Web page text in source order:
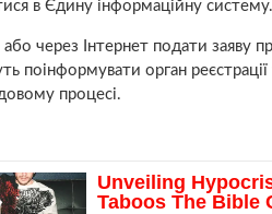
в Єдину інформаційну систему.
через Інтернет подати заяву
орган реєстрації
процесі.